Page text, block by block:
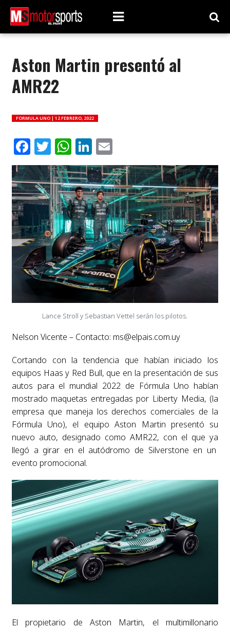
Aston Martin presentó al
AMR22
FORMULA UNO | 12 FEBRERO, 2022
Facebook
Twitter
WhatsApp
LinkedIn
Email
Lance Stroll y Sebastian Vettel serán los pilotos.
Nelson Vicente – Contacto: ms@elpais.com.uy
Cortando con la tendencia que habían iniciado los
equipos Haas y Red Bull, que en la presentación de sus
autos para el mundial 2022 de Fórmula Uno habían
mostrado maquetas entregadas por Liberty Media, (la
empresa que maneja los derechos comerciales de la
Fórmula Uno), el equipo Aston Martin presentó su
nuevo auto, designado como AMR22, con el que ya
llegó a girar en el autódromo de Silverstone en un
evento promocional.
El propietario de Aston Martin, el multimillonario